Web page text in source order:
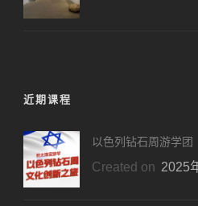
近期课程
以色列钻石周游学团
Created on 2025